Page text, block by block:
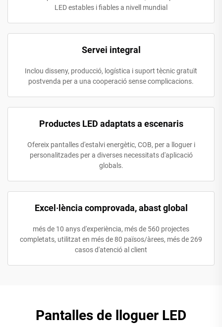
LED estables i fiables a nivell mundial
Servei integral
Inclou disseny, producció, logística i suport tècnic gratuït
postvenda per a una cooperació sense complicacions.
Productes LED adaptats a escenaris
Ofereix pantalles d'estalvi energètic, COB, per a lloguer i
personalitzades per a diverses necessitats d'aplicació
globals.
Excel·lència comprovada, abast global
més de 10 anys d'experiència, més de 560 projectes
completats, utilitzat en més de 80 països/àrees, més de 269
casos d'atenció al client
Pantalles de lloguer LED